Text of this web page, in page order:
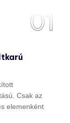
01
Csak az
elemenként